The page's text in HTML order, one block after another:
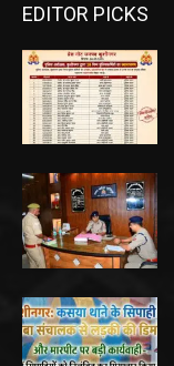
EDITOR PICKS